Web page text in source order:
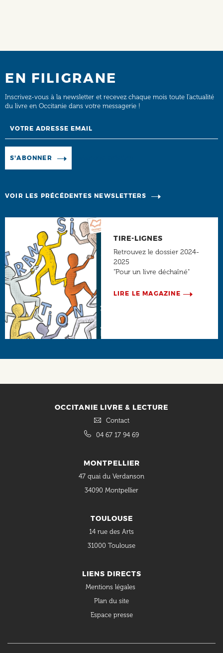
EN FILIGRANE
Inscrivez-vous à la newsletter et recevez chaque mois toute l’actualité
du livre en Occitanie dans votre messagerie !
S'ABONNER
VOIR LES PRÉCÉDENTES NEWSLETTERS
TIRE-LIGNES
Retrouvez le dossier 2024-
2025
"Pour un livre déchaîné"
LIRE LE MAGAZINE
OCCITANIE LIVRE & LECTURE
Contact
04 67 17 94 69
MONTPELLIER
47 quai du Verdanson
34090 Montpellier
TOULOUSE
14 rue des Arts
31000 Toulouse
LIENS DIRECTS
Mentions légales
Plan du site
Espace presse